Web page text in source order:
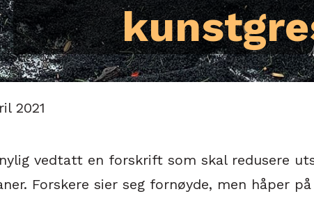
2021
nylig vedtatt en forskrift som skal redusere
Forskere sier seg fornøyde, men